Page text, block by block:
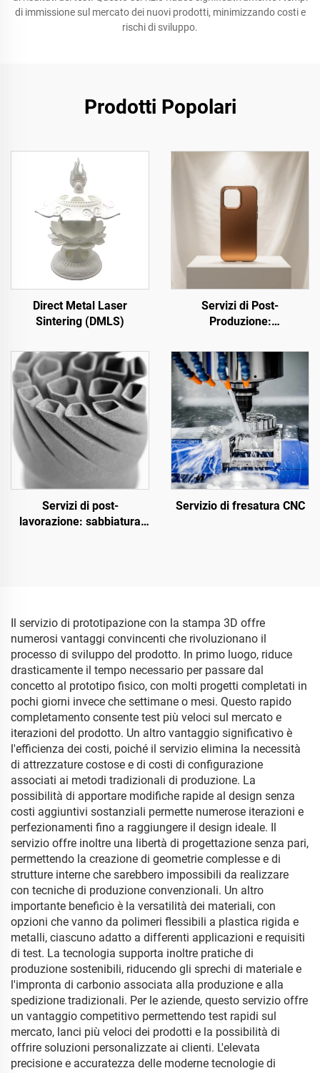
di immissione sul mercato dei nuovi prodotti, minimizzando costi e
rischi di sviluppo.
Prodotti Popolari
Direct Metal Laser
Sintering (DMLS)
Servizi di Post-
Produzione:
dell'Alluminio
Servizi di post-
lavorazione: sabbiatura
Servizio di fresatura CNC
Il servizio di prototipazione con la stampa 3D offre
numerosi vantaggi convincenti che rivoluzionano il
processo di sviluppo del prodotto. In primo luogo, riduce
drasticamente il tempo necessario per passare dal
concetto al prototipo fisico, con molti progetti completati in
pochi giorni invece che settimane o mesi. Questo rapido
completamento consente test più veloci sul mercato e
iterazioni del prodotto. Un altro vantaggio significativo è
l'efficienza dei costi, poiché il servizio elimina la necessità
di attrezzature costose e di costi di configurazione
associati ai metodi tradizionali di produzione. La
possibilità di apportare modifiche rapide al design senza
costi aggiuntivi sostanziali permette numerose iterazioni e
perfezionamenti fino a raggiungere il design ideale. Il
servizio offre inoltre una libertà di progettazione senza pari,
permettendo la creazione di geometrie complesse e di
strutture interne che sarebbero impossibili da realizzare
con tecniche di produzione convenzionali. Un altro
importante beneficio è la versatilità dei materiali, con
opzioni che vanno da polimeri flessibili a plastica rigida e
metalli, ciascuno adatto a differenti applicazioni e requisiti
di test. La tecnologia supporta inoltre pratiche di
produzione sostenibili, riducendo gli sprechi di materiale e
l'impronta di carbonio associata alla produzione e alla
spedizione tradizionali. Per le aziende, questo servizio offre
un vantaggio competitivo permettendo test rapidi sul
mercato, lanci più veloci dei prodotti e la possibilità di
offrire soluzioni personalizzate ai clienti. L'elevata
precisione e accuratezza delle moderne tecnologie di